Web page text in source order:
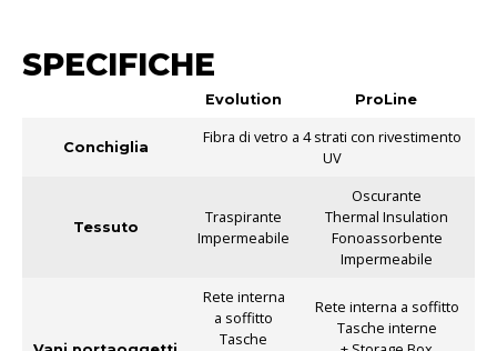
SPECIFICHE
Evolution ProLine
Conchiglia
Fibra di vetro a 4 strati con rivestimento
UV
Tessuto
Traspirante
Impermeabile
Oscurante
Thermal Insulation
Fonoassorbente
Impermeabile
Rete interna
a soffitto
Tasche
Rete interna a soffitto
Tasche interne